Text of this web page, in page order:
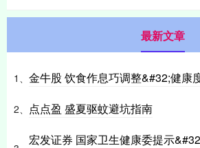
最新文章
1、 金牛股 饮食作息巧调整&#32;健康
2、 点点盈 盛夏驱蚊避坑指南
宏发证券 国家卫生健康委提示